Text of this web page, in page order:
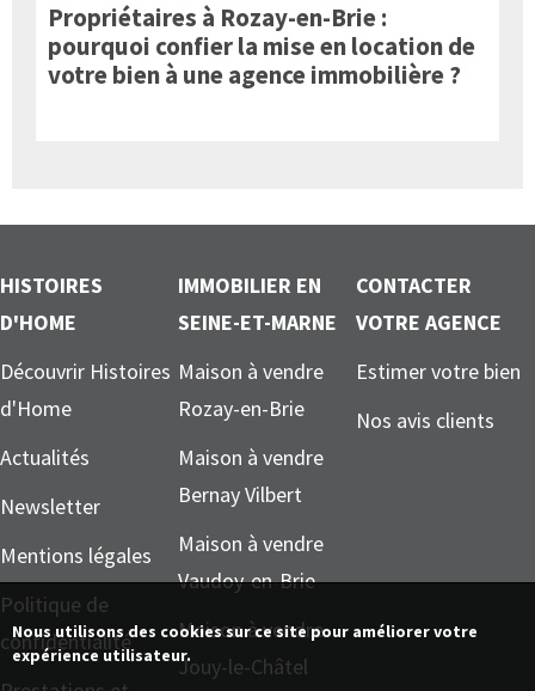
Propriétaires à Rozay-en-Brie :
pourquoi confier la mise en location de
votre bien à une agence immobilière ?
HISTOIRES
D'HOME
Découvrir Histoires
d'Home
Actualités
Newsletter
Mentions légales
Politique de
confidentialité
IMMOBILIER EN
SEINE-ET-MARNE
Maison à vendre
Rozay-en-Brie
Maison à vendre
Bernay Vilbert
Maison à vendre
Vaudoy-en-Brie
Maison à vendre
Jouy-le-Châtel
CONTACTER
VOTRE AGENCE
Estimer votre bien
Nos avis clients
Nous utilisons des cookies sur ce site pour améliorer votre
expérience utilisateur.